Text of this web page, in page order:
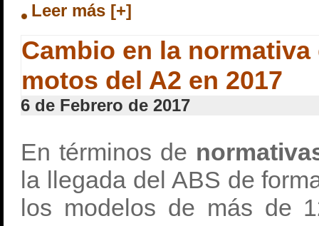
Leer más [+]
Cambio en la
motos del A2 en 2017
6 de Febrero de 2017
En términos de
la llegada del ABS de
los modelos de más de